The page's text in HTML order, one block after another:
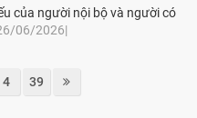
của người nội bộ và người có
06/2026|
4 39